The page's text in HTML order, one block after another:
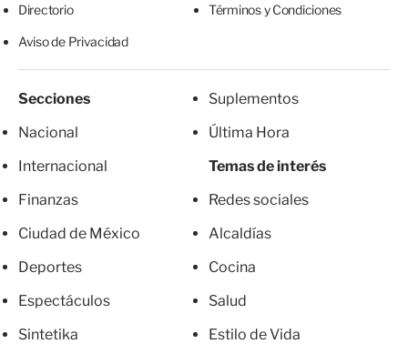
Directorio Términos y Condiciones
Aviso de Privacidad
Secciones
Nacional
Internacional
Finanzas
Ciudad de México
Deportes
Espectáculos
Sintetika
Suplementos
Última Hora
Temas de interés
Redes sociales
Alcaldías
Cocina
Salud
Estilo de Vida